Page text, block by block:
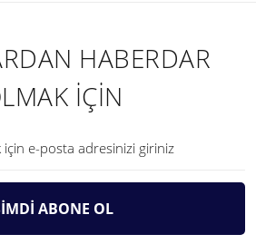
HABERDAR
İÇİN
ABONE OL